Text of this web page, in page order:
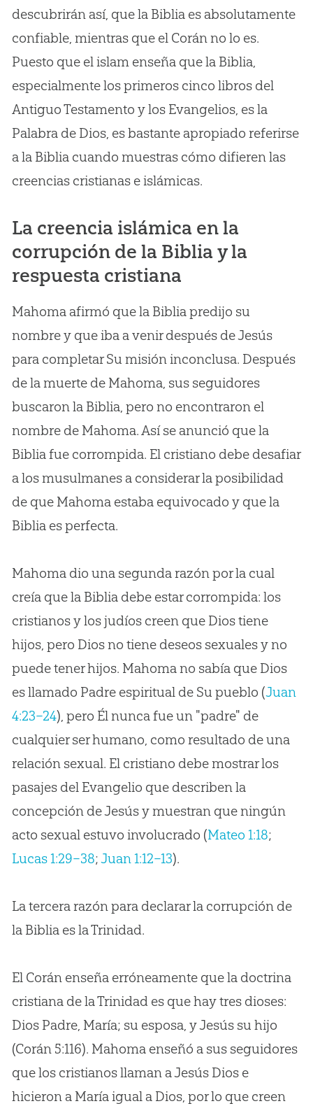
descubrirán así, que la Biblia es absolutamente
confiable, mientras que el Corán no lo es.
Puesto que el islam enseña que la Biblia,
especialmente los primeros cinco libros del
Antiguo Testamento y los Evangelios, es la
Palabra de Dios, es bastante apropiado referirse
a la Biblia cuando muestras cómo difieren las
creencias cristianas e islámicas.
La creencia islámica en la
corrupción de la Biblia y la
respuesta cristiana
Mahoma afirmó que la Biblia predijo su
nombre y que iba a venir después de Jesús
para completar Su misión inconclusa. Después
de la muerte de Mahoma, sus seguidores
buscaron la Biblia, pero no encontraron el
nombre de Mahoma. Así se anunció que la
Biblia fue corrompida. El cristiano debe desafiar
a los musulmanes a considerar la posibilidad
de que Mahoma estaba equivocado y que la
Biblia es perfecta.
Mahoma dio una segunda razón por la cual
creía que la Biblia debe estar corrompida: los
cristianos y los judíos creen que Dios tiene
hijos, pero Dios no tiene deseos sexuales y no
puede tener hijos. Mahoma no sabía que Dios
es llamado Padre espiritual de Su pueblo (Juan
4:23–24), pero Él nunca fue un "padre" de
cualquier ser humano, como resultado de una
relación sexual. El cristiano debe mostrar los
pasajes del Evangelio que describen la
concepción de Jesús y muestran que ningún
acto sexual estuvo involucrado (Mateo 1:18;
Lucas 1:29–38;Juan 1:12–13).
La tercera razón para declarar la corrupción de
la Biblia es la Trinidad.
El Corán enseña erróneamente que la doctrina
cristiana de la Trinidad es que hay tres dioses:
Dios Padre, María; su esposa, y Jesús su hijo
(Corán 5:116). Mahoma enseñó a sus seguidores
que los cristianos llaman a Jesús Dios e
hicieron a María igual a Dios, por lo que creen